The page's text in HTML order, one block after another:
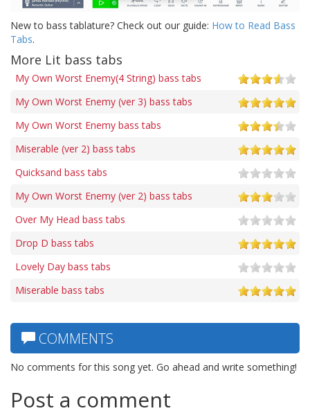
New to bass tablature? Check out our guide: How to Read Bass
Tabs.
More Lit bass tabs
My Own Worst Enemy(4 String) bass tabs
My Own Worst Enemy (ver 3) bass tabs
My Own Worst Enemy bass tabs
Miserable (ver 2) bass tabs
Quicksand bass tabs
My Own Worst Enemy (ver 2) bass tabs
Over My Head bass tabs
Drop D bass tabs
Lovely Day bass tabs
Miserable bass tabs
COMMENTS
No comments for this song yet. Go ahead and write something!
Post a comment